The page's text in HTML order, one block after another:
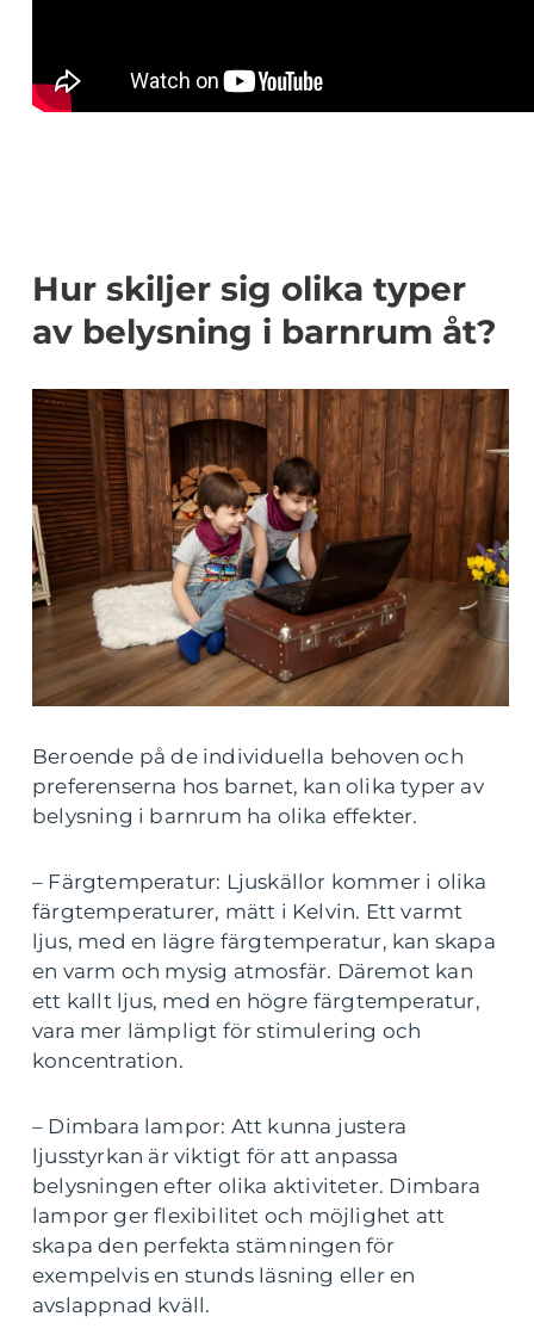
Hur skiljer sig olika typer
av belysning i barnrum åt?
Beroende på de individuella behoven och
preferenserna hos barnet, kan olika typer av
belysning i barnrum ha olika effekter.
– Färgtemperatur: Ljuskällor kommer i olika
färgtemperaturer, mätt i Kelvin. Ett varmt
ljus, med en lägre färgtemperatur, kan skapa
en varm och mysig atmosfär. Däremot kan
ett kallt ljus, med en högre färgtemperatur,
vara mer lämpligt för stimulering och
koncentration.
– Dimbara lampor: Att kunna justera
ljusstyrkan är viktigt för att anpassa
belysningen efter olika aktiviteter. Dimbara
lampor ger flexibilitet och möjlighet att
skapa den perfekta stämningen för
exempelvis en stunds läsning eller en
avslappnad kväll.